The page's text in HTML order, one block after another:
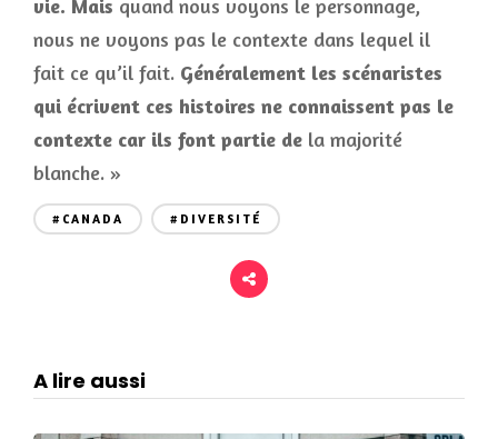
vie. Mais quand nous voyons le personnage,
nous ne voyons pas le contexte dans lequel il
fait ce qu’il fait. Généralement les scénaristes
qui écrivent ces histoires ne connaissent pas le
contexte car ils font partie de la majorité
blanche. »
#CANADA #DIVERSITÉ
A lire aussi